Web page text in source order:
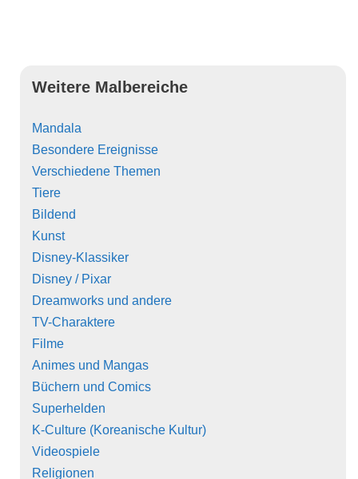
Weitere Malbereiche
Mandala
Besondere Ereignisse
Verschiedene Themen
Tiere
Bildend
Kunst
Disney-Klassiker
Disney / Pixar
Dreamworks und andere
TV-Charaktere
Filme
Animes und Mangas
Büchern und Comics
Superhelden
K-Culture (Koreanische Kultur)
Videospiele
Religionen